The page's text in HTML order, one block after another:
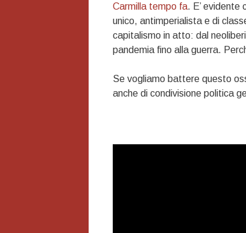
Carmilla tempo fa. E’ evidente
unico, antimperialista e di
capitalismo in atto: dal
pandemia fino alla guerra.
Se vogliamo battere questo
anche di condivisione politica